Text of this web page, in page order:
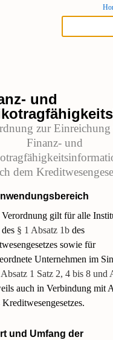
und
zur Einreichung
Finanz- und
dem
Verordnung gilt für alle
§ 1 Absatz 1b des
sowie für
Unternehmen im
1 Satz 2, 4 bis 8 und
auch in Verbindung mit
Kreditwesengesetzes.
und Umfang der